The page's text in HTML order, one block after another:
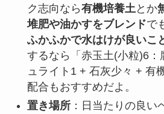
ク志向なら有機培養土とか
堆肥や油かすをブレンドで
ふかふかで水はけが良いこ
するなら「赤玉土(小粒)6：
ュライト1 + 石灰少々 + 有
配合もおすすめだよ。
置き場所：日当たりの良い